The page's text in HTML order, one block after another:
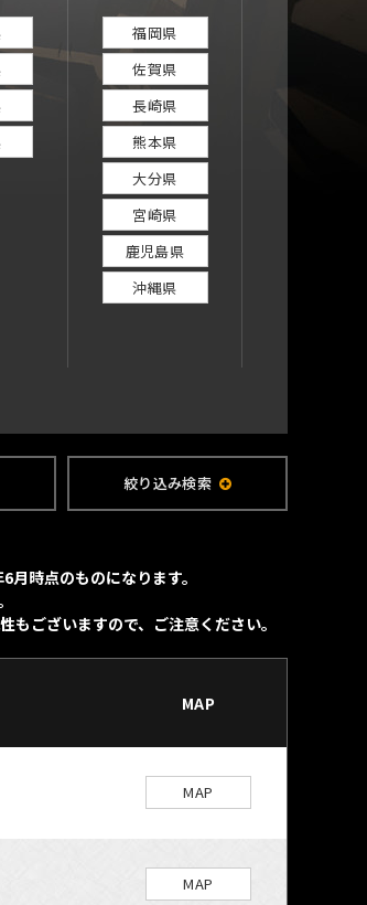
福岡県
佐賀県
長崎県
熊本県
大分県
宮崎県
鹿児島県
沖縄県
絞り込み検索
時点のものになります。
もございますので、ご注意ください。
MAP
MAP
MAP